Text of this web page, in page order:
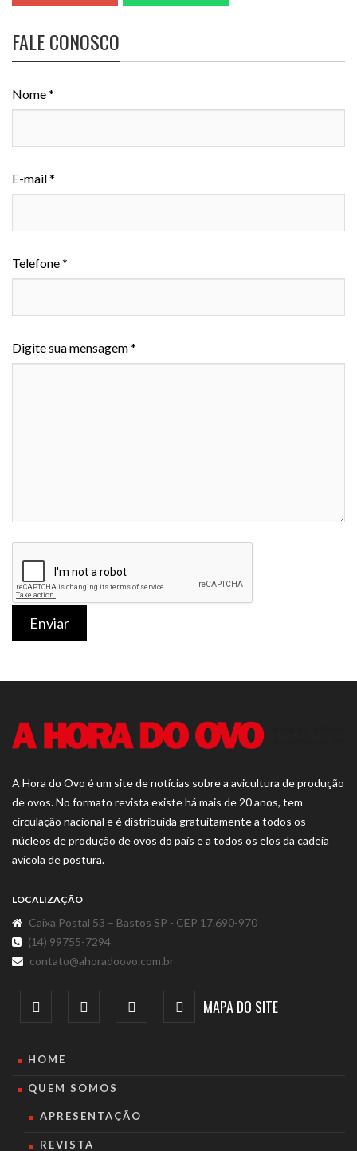
FALE CONOSCO
Nome *
E-mail *
Telefone *
Digite sua mensagem *
Enviar
A Hora do Ovo é um site de notícias sobre a avicultura de produção
de ovos. No formato revista existe há mais de 20 anos, tem
circulação nacional e é distribuída gratuitamente a todos os
núcleos de produção de ovos do país e a todos os elos da cadeia
avícola de postura.
LOCALIZAÇÃO
Caixa Postal 53 – Bastos SP - CEP 17.690-970
(14) 99755-7294
contato@ahoradoovo.com.br
MAPA DO SITE
HOME
QUEM SOMOS
APRESENTAÇÃO
REVISTA